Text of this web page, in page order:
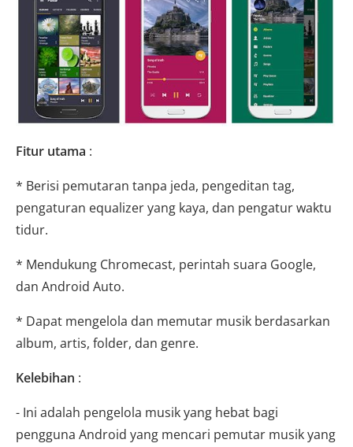
Fitur utama :
* Berisi pemutaran tanpa jeda, pengeditan tag,
pengaturan equalizer yang kaya, dan pengatur waktu
tidur.
* Mendukung Chromecast, perintah suara Google,
dan Android Auto.
* Dapat mengelola dan memutar musik berdasarkan
album, artis, folder, dan genre.
Kelebihan :
- Ini adalah pengelola musik yang hebat bagi
pengguna Android yang mencari pemutar musik yang